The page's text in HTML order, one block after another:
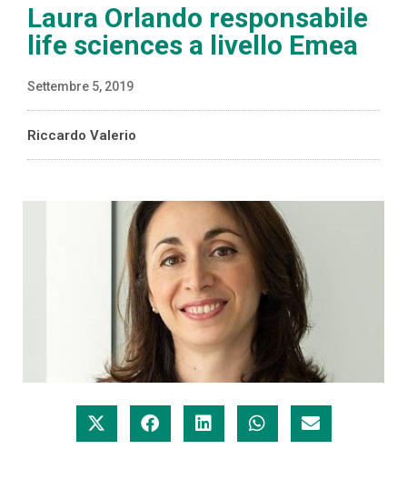
Laura Orlando responsabile
life sciences a livello Emea
Settembre 5, 2019
Riccardo Valerio